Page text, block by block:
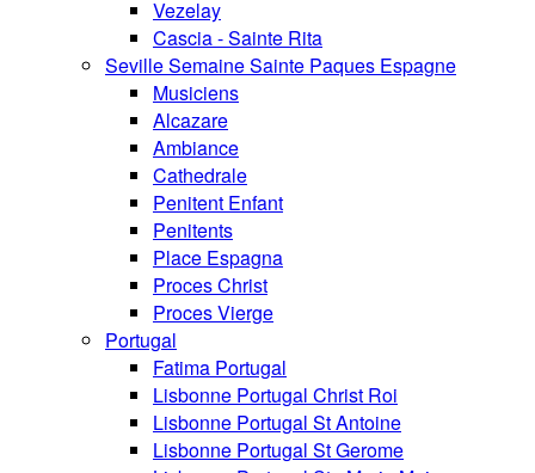
Vezelay
Cascia - Sainte Rita
Seville Semaine Sainte Paques Espagne
Musiciens
Alcazare
Ambiance
Cathedrale
Penitent Enfant
Penitents
Place Espagna
Proces Christ
Proces Vierge
Portugal
Fatima Portugal
Lisbonne Portugal Christ Roi
Lisbonne Portugal St Antoine
Lisbonne Portugal St Gerome